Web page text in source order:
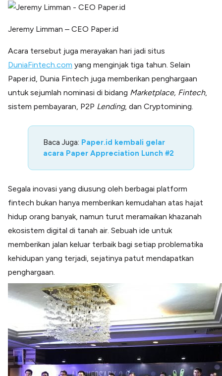
Jeremy Limman – CEO Paper.id
Acara tersebut juga merayakan hari jadi situs
DuniaFintech.com yang menginjak tiga tahun. Selain
Paper.id, Dunia Fintech juga memberikan penghargaan
untuk sejumlah nominasi di bidang Marketplace, Fintech,
sistem pembayaran, P2P Lending, dan Cryptomining.
Baca Juga: Paper.id kembali gelar
acara Paper Appreciation Lunch #2
Segala inovasi yang diusung oleh berbagai platform
fintech bukan hanya memberikan kemudahan atas hajat
hidup orang banyak, namun turut meramaikan khazanah
ekosistem digital di tanah air. Sebuah ide untuk
memberikan jalan keluar terbaik bagi setiap problematika
kehidupan yang terjadi, sejatinya patut mendapatkan
penghargaan.